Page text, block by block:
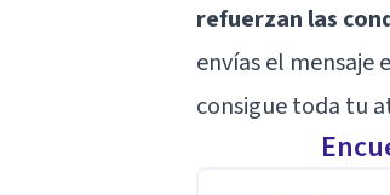
refuerzan las
envías el mensaje
consigue toda tu